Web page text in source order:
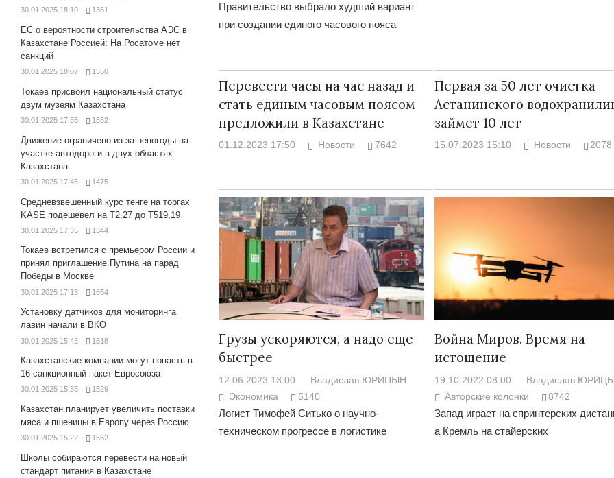
Правительство выбрало худший вариант
при создании единого часового пояса
Перевести часы на час назад и
стать единым часовым поясом
предложили в Казахстане
01.12.2023 17:50 Новости 7642
Первая за 50 лет очистка
Астанинского
займет 10 лет
15.07.2023 15:10 Новости 2078
Грузы ускоряются, а надо еще
быстрее
12.06.2023 13:00
Владислав ЮРИЦЫН
Экономика
5140
Логист Тимофей Ситько о научно-
техническом прогрессе в логистике
Война Миров. Время на
истощение
19.10.2022 08:00
Владислав
Авторские колонки
8742
Запад играет на спринтерских
а Кремль на стайерских
30.01.2025 18:10 1361
ЕС о вероятности строительства АЭС в
Казахстане Россией: На Росатоме нет
санкций
30.01.2025 18:07 1550
Токаев присвоил национальный статус
двум музеям Казахстана
30.01.2025 17:55 1552
Движение ограничено из-за непогоды на
участке автодороги в двух областях
Казахстана
30.01.2025 17:46 1475
Средневзвешенный курс тенге на торгах
KASE подешевел на Т2,27 до Т519,19
30.01.2025 17:35 1344
Токаев встретился с премьером России и
принял приглашение Путина на парад
Победы в Москве
30.01.2025 17:13 1654
Установку датчиков для мониторинга
лавин начали в ВКО
30.01.2025 15:43 1518
Казахстанские компании могут попасть в
16 санкционный пакет Евросоюза
30.01.2025 15:35 1529
Казахстан планирует увеличить поставки
мяса и пшеницы в Европу через Россию
30.01.2025 15:22 1562
Школы собираются перевести на новый
стандарт питания в Казахстане